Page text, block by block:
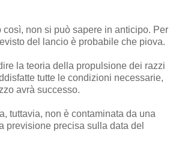
così, non si può sapere in anticipo. Per
del lancio è probabile che piova.
la teoria della propulsione dei razzi
tutte le condizioni necessarie,
avrà successo.
tuttavia, non è contaminata da una
previsione precisa sulla data del